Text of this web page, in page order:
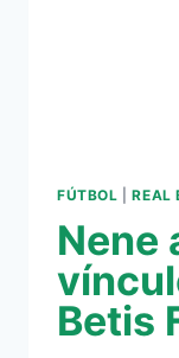
FÚTBOL |REAL
Nene
Betis